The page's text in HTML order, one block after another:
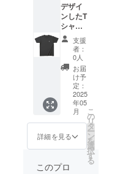
デザイ
ンしたT
シャツ
を提供
しま
す。 ・
サイズ
展開：
S, M,
L,XL
支援
者：
0人
お届
け予
定：
2025
年05
月
詳細を見る
こ
の
リ
タ
ー
ン
を
選
択
す
る
このプロ